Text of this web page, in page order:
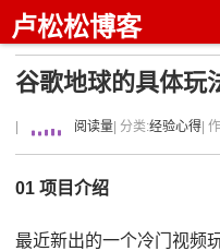
卢松松博客
谷歌地球的具体玩
阅读量 | 分类:经验心得 |
01 项目介绍
最近新出的一个冷门视频